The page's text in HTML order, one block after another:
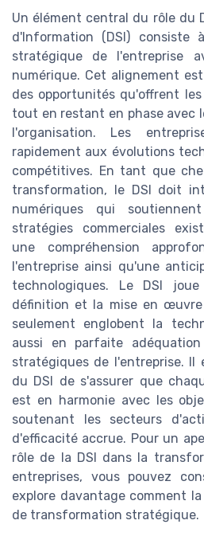
Un élément central du rôle du
d'Information (DSI) consiste
stratégique de l'entreprise
numérique. Cet alignement
des opportunités qu'offrent
tout en restant en phase avec
l'organisation. Les
rapidement aux évolutions
compétitives. En tant que
transformation, le DSI doit
numériques qui
stratégies commerciales
une compréhension
l'entreprise ainsi qu'une
technologiques. Le DSI
définition et la mise en
seulement englobent la
aussi en parfaite
stratégiques de l'entreprise. Il
du DSI de s'assurer que
est en harmonie avec les
soutenant les secteurs
d'efficacité accrue. Pour un
rôle de la DSI dans la
entreprises, vous pouvez
explore davantage comment
de transformation stratégique.